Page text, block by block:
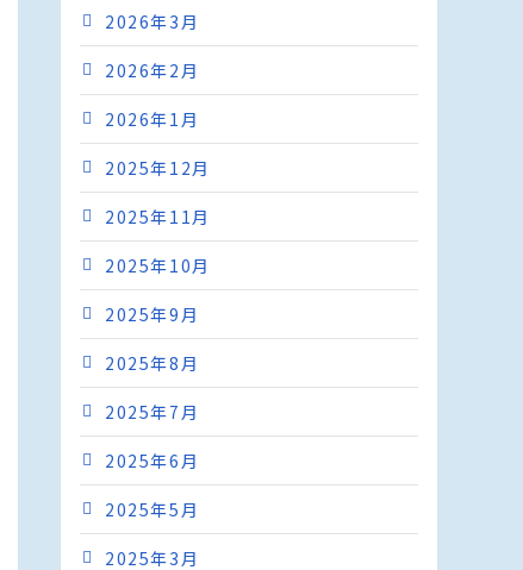
2026年3月
2026年2月
2026年1月
2025年12月
2025年11月
2025年10月
2025年9月
2025年8月
2025年7月
2025年6月
2025年5月
2025年3月